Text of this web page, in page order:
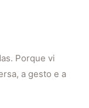
Porque vi
a gesto e a